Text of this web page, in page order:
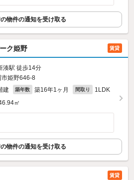
物件の通知を受け取る
ク姫野 賃貸
湊駅 徒歩14分
姫野646‐8
建 築年数 築16年1ヶ月 間取り 1LDK
㎡
物件の通知を受け取る
賃貸